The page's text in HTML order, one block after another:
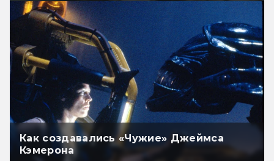
Как создавались «Чужие» Джеймса
Кэмерона